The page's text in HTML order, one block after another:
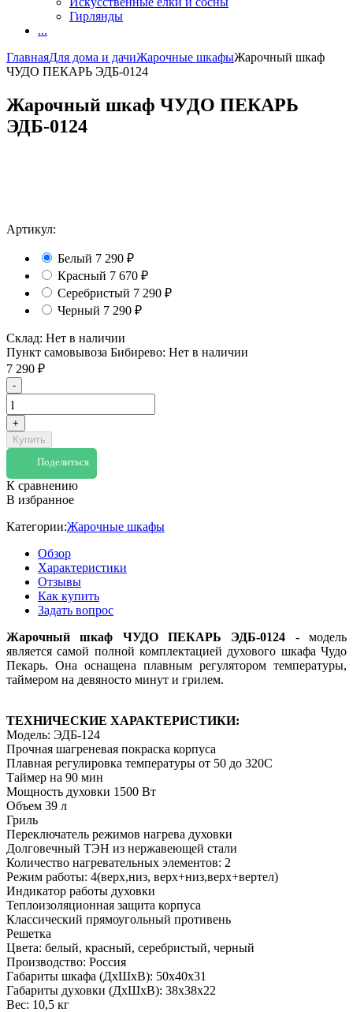
Гирлянды
...
ГлавнаяДля дома и дачиЖарочные шкафыЖарочный шкаф
ЧУДО ПЕКАРЬ ЭДБ-0124
Жарочный шкаф ЧУДО ПЕКАРЬ
ЭДБ-0124
Артикул:
Белый 7 290 ₽
Красный 7 670 ₽
Серебристый 7 290 ₽
Черный 7 290 ₽
Склад: Нет в наличии
Пункт самовывоза Бибирево: Нет в наличии
7 290 ₽
-
+
Купить
Поделиться
К сравнению
В избранное
Категории:Жарочные шкафы
Обзор
Характеристики
Отзывы
Как купить
Задать вопрос
Жарочный шкаф ЧУДО ПЕКАРЬ ЭДБ-0124 - модель
является самой полной комплектацией духового шкафа Чудо
Пекарь. Она оснащена плавным регулятором температуры,
таймером на девяносто минут и грилем.
ТЕХНИЧЕСКИЕ ХАРАКТЕРИСТИКИ:
Модель: ЭДБ-124
Прочная шагреневая покраска корпуса
Плавная регулировка температуры от 50 до 320С
Таймер на 90 мин
Мощность духовки 1500 Вт
Объем 39 л
Гриль
Переключатель режимов нагрева духовки
Долговечный ТЭН из нержавеющей стали
Количество нагревательных элементов: 2
Режим работы: 4(верх,низ, верх+низ,верх+вертел)
Индикатор работы духовки
Теплоизоляционная защита корпуса
Классический прямоугольный противень
Решетка
Цвета: белый, красный, серебристый, черный
Производство: Россия
Габариты шкафа (ДхШхВ): 50х40х31
Габариты духовки (ДхШхВ): 38х38х22
Вес: 10,5 кг